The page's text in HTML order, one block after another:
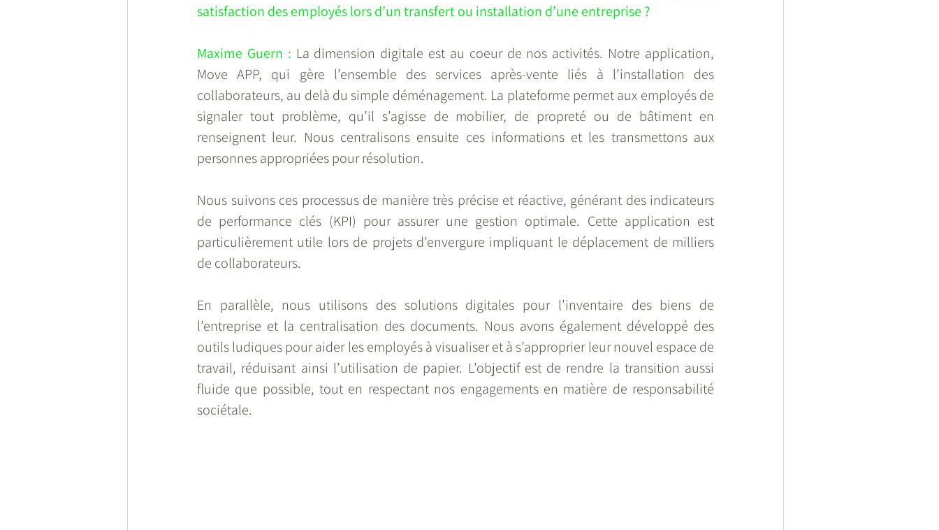
satisfaction des employés lors d’un transfert ou installation d’une entreprise ?
Maxime Guern : La dimension digitale est au coeur de nos activités. Notre application,
Move APP, qui gère l’ensemble des services après-vente liés à l’installation des
collaborateurs, au delà du simple déménagement. La plateforme permet aux employés de
signaler tout problème, qu’il s’agisse de mobilier, de propreté ou de bâtiment en
renseignent leur. Nous centralisons ensuite ces informations et les transmettons aux
personnes appropriées pour résolution.
Nous suivons ces processus de manière très précise et réactive, générant des indicateurs
de performance clés (KPI) pour assurer une gestion optimale. Cette application est
particulièrement utile lors de projets d’envergure impliquant le déplacement de milliers
de collaborateurs.
En parallèle, nous utilisons des solutions digitales pour l’inventaire des biens de
l’entreprise et la centralisation des documents. Nous avons également développé des
outils ludiques pour aider les employés à visualiser et à s’approprier leur nouvel espace de
travail, réduisant ainsi l’utilisation de papier. L’objectif est de rendre la transition aussi
fluide que possible, tout en respectant nos engagements en matière de responsabilité
sociétale.